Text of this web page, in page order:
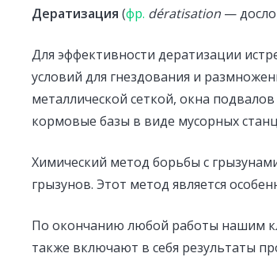
Дератизация (фр. dératisation —
Для эффективности дератизации
условий для гнездования и
металлической сеткой, окна
кормовые базы в виде мусорных
Химический метод борьбы с
грызунов. Этот метод является
По окончанию любой работы нашим
также включают в себя результаты